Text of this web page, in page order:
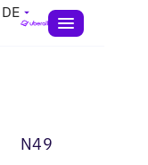
DE
N49